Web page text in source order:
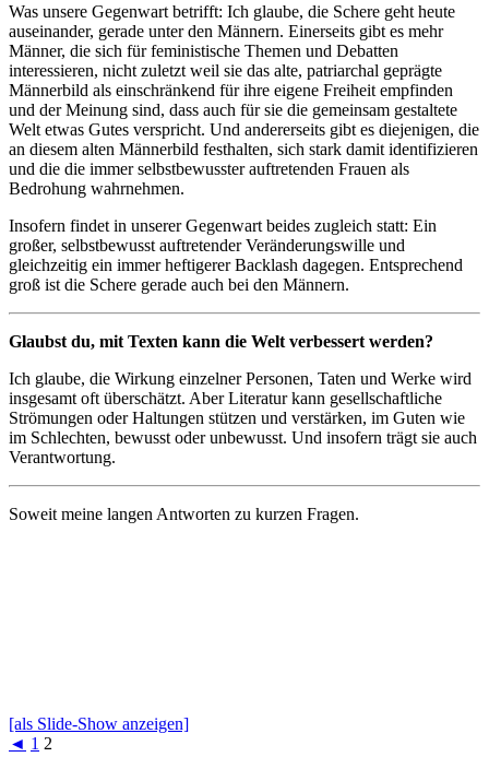
Was unsere Gegenwart betrifft: Ich glaube, die Schere geht heute
auseinander, gerade unter den Männern. Einerseits gibt es mehr
Männer, die sich für feministische Themen und Debatten
interessieren, nicht zuletzt weil sie das alte, patriarchal geprägte
Männerbild als einschränkend für ihre eigene Freiheit empfinden
und der Meinung sind, dass auch für sie die gemeinsam gestaltete
Welt etwas Gutes verspricht. Und andererseits gibt es diejenigen, die
an diesem alten Männerbild festhalten, sich stark damit identifizieren
und die die immer selbstbewusster auftretenden Frauen als
Bedrohung wahrnehmen.
Insofern findet in unserer Gegenwart beides zugleich statt: Ein
großer, selbstbewusst auftretender Veränderungswille und
gleichzeitig ein immer heftigerer Backlash dagegen. Entsprechend
groß ist die Schere gerade auch bei den Männern.
Glaubst du, mit Texten kann die Welt verbessert werden?
Ich glaube, die Wirkung einzelner Personen, Taten und Werke wird
insgesamt oft überschätzt. Aber Literatur kann gesellschaftliche
Strömungen oder Haltungen stützen und verstärken, im Guten wie
im Schlechten, bewusst oder unbewusst. Und insofern trägt sie auch
Verantwortung.
Soweit meine langen Antworten zu kurzen Fragen.
[als Slide-Show anzeigen]
◄ 1 2